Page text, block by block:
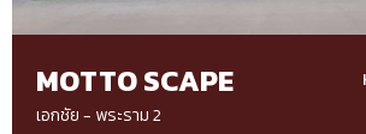
MOTTO SCAPE
เอกชัย - พระราม 2